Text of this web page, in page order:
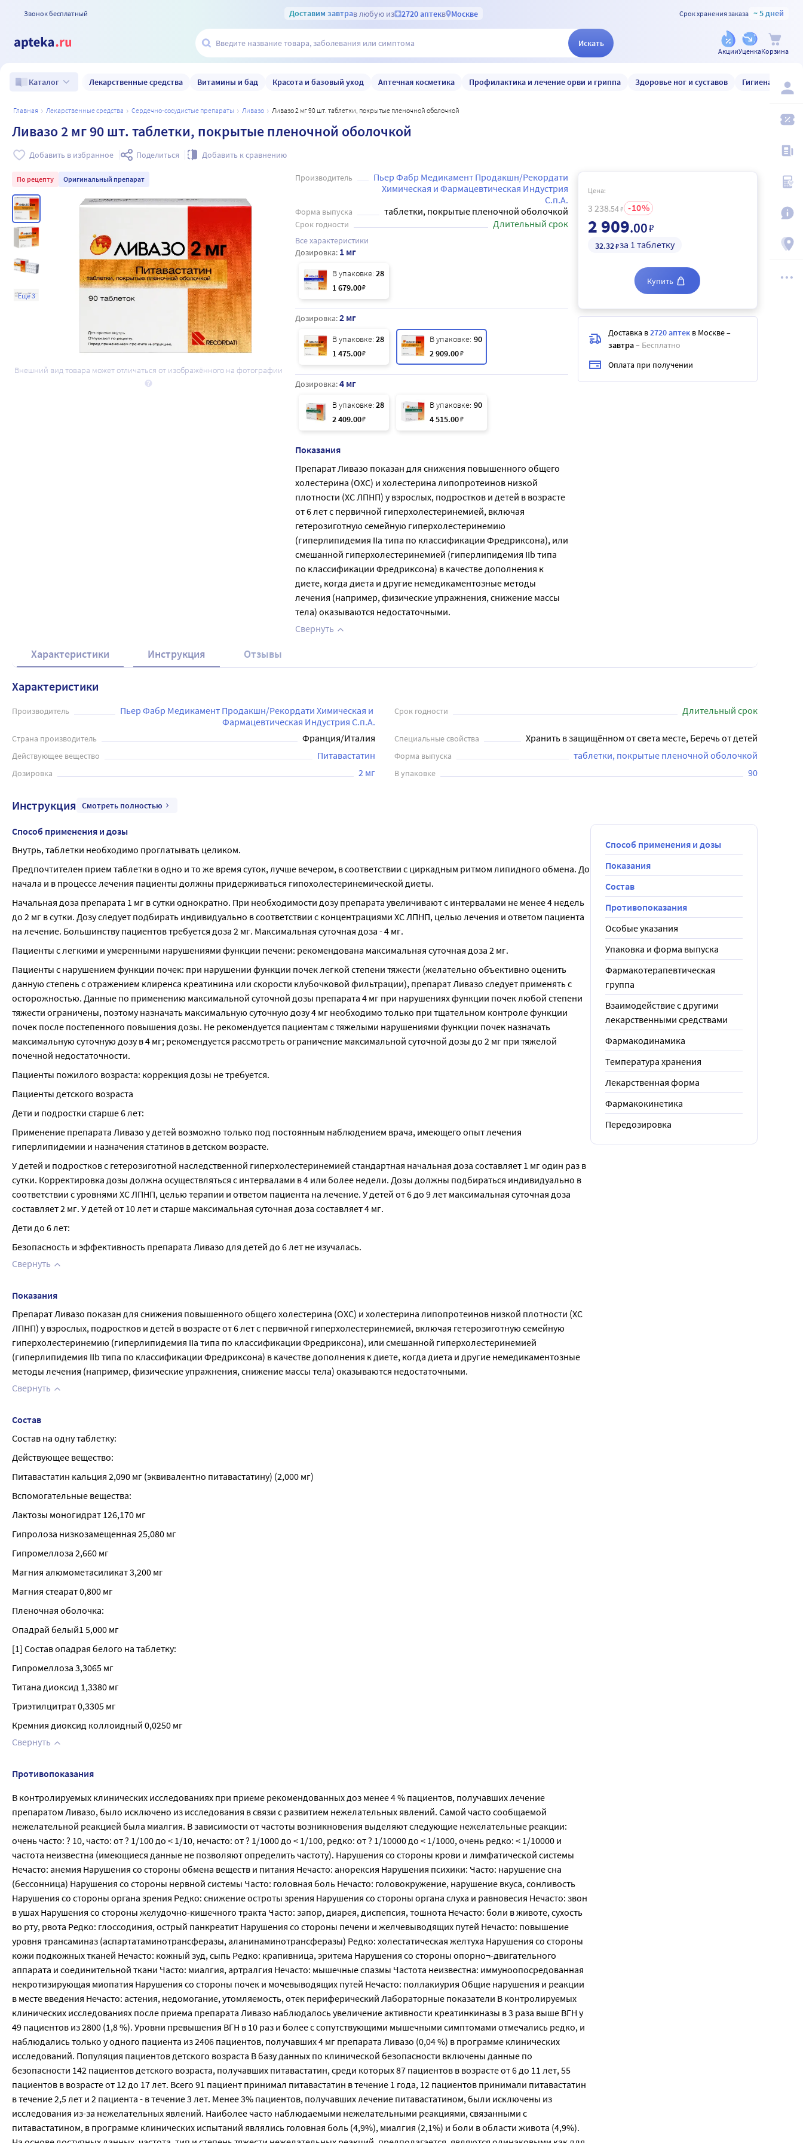
Звонок бесплатный Доставим завтрав любую из 2720 аптекв Москве Срок хранения заказа ~ 5 дней
Искать
АкцииУценкаКорзина
Каталог Лекарственные средства Витамины и бад Красота и базовый уход Аптечная косметика Профилактика и лечение орви и гриппа Здоровье ног и суставов Гигиена и уход
главная лекарственные средства сердечно-сосудистые препараты ливазо Ливазо 2 мг 90 шт. таблетки, покрытые пленочной оболочкой
Ливазо 2 мг 90 шт. таблетки, покрытые пленочной оболочкой
Добавить в избранное Поделиться Добавить к сравнению
По рецепту Оригинальный препарат
Ещё 3
Внешний вид товара может отличаться от изображённого на фотографии
Производитель
Пьер Фабр Медикамент Продакшн/Рекордати
Химическая и Фармацевтическая Индустрия
С.п.А.
Форма выпуска таблетки, покрытые пленочной оболочкой
Срок годности Длительный срок
Все характеристики
Дозировка: 1 мг
В упаковке: 28
1 679.00₽
Дозировка:2 мг
В упаковке: 28
1 475.00₽
В упаковке: 90
2 909.00₽
Дозировка:4 мг
В упаковке: 28
2 409.00₽
В упаковке: 90
4 515.00₽
Показания
Препарат Ливазо показан для снижения повышенного общего
холестерина (ОХС) и холестерина липопротеинов низкой
плотности (ХС ЛПНП) у взрослых, подростков и детей в возрасте
от 6 лет с первичной гиперхолестеринемией, включая
гетерозиготную семейную гиперхолестеринемию
(гиперлипидемия IIа типа по классификации Фредриксона), или
смешанной гиперхолестеринемией (гиперлипидемия IIb типа
по классификации Фредриксона) в качестве дополнения к
диете, когда диета и другие немедикаментозные методы
лечения (например, физические упражнения, снижение массы
тела) оказываются недостаточными.
Свернуть
Цена:
3 238.54₽ 10
2 909.00₽
32.32₽за 1 таблетку
Купить
Доставка в2720 аптек в Москве–
завтра– Бесплатно
Оплата при получении
Характеристики Инструкция Отзывы
Характеристики
Производитель
Пьер Фабр Медикамент Продакшн/Рекордати Химическая и
Фармацевтическая Индустрия С.п.А.
Срок годности Длительный срок
Страна производитель Франция/Италия Специальные свойства Хранить в защищённом от света месте, Беречь от детей
Действующее вещество Питавастатин Форма выпуска таблетки, покрытые пленочной оболочкой
Дозировка 2 мг В упаковке 90
Инструкция Смотреть полностью
Способ применения и дозы
Внутрь, таблетки необходимо проглатывать целиком.
Предпочтителен прием таблетки в одно и то же время суток, лучше вечером, в соответствии с циркадным ритмом липидного обмена. До
начала и в процессе лечения пациенты должны придерживаться гипохолестеринемической диеты.
Начальная доза препарата 1 мг в сутки однократно. При необходимости дозу препарата увеличивают с интервалами не менее 4 недель
до 2 мг в сутки. Дозу следует подбирать индивидуально в соответствии с концентрациями ХС ЛПНП, целью лечения и ответом пациента
на лечение. Большинству пациентов требуется доза 2 мг. Максимальная суточная доза - 4 мг.
Пациенты с легкими и умеренными нарушениями функции печени: рекомендована максимальная суточная доза 2 мг.
Пациенты с нарушением функции почек: при нарушении функции почек легкой степени тяжести (желательно объективно оценить
данную степень с отражением клиренса креатинина или скорости клубочковой фильтрации), препарат Ливазо следует применять с
осторожностью. Данные по применению максимальной суточной дозы препарата 4 мг при нарушениях функции почек любой степени
тяжести ограничены, поэтому назначать максимальную суточную дозу 4 мг необходимо только при тщательном контроле функции
почек после постепенного повышения дозы. Не рекомендуется пациентам с тяжелыми нарушениями функции почек назначать
максимальную суточную дозу в 4 мг; рекомендуется рассмотреть ограничение максимальной суточной дозы до 2 мг при тяжелой
почечной недостаточности.
Пациенты пожилого возраста: коррекция дозы не требуется.
Пациенты детского возраста
Дети и подростки старше 6 лет:
Применение препарата Ливазо у детей возможно только под постоянным наблюдением врача, имеющего опыт лечения
гиперлипидемии и назначения статинов в детском возрасте.
У детей и подростков с гетерозиготной наследственной гиперхолестеринемией стандартная начальная доза составляет 1 мг один раз в
сутки. Корректировка дозы должна осуществляться с интервалами в 4 или более недели. Дозы должны подбираться индивидуально в
соответствии с уровнями ХС ЛПНП, целью терапии и ответом пациента на лечение. У детей от 6 до 9 лет максимальная суточная доза
составляет 2 мг. У детей от 10 лет и старше максимальная суточная доза составляет 4 мг.
Дети до 6 лет:
Безопасность и эффективность препарата Ливазо для детей до 6 лет не изучалась.
Свернуть
Показания
Препарат Ливазо показан для снижения повышенного общего холестерина (ОХС) и холестерина липопротеинов низкой плотности (ХС
ЛПНП) у взрослых, подростков и детей в возрасте от 6 лет с первичной гиперхолестеринемией, включая гетерозиготную семейную
гиперхолестеринемию (гиперлипидемия IIа типа по классификации Фредриксона), или смешанной гиперхолестеринемией
(гиперлипидемия IIb типа по классификации Фредриксона) в качестве дополнения к диете, когда диета и другие немедикаментозные
методы лечения (например, физические упражнения, снижение массы тела) оказываются недостаточными.
Свернуть
Состав
Состав на одну таблетку:
Действующее вещество:
Питавастатин кальция 2,090 мг (эквивалентно питавастатину) (2,000 мг)
Вспомогательные вещества:
Лактозы моногидрат 126,170 мг
Гипролоза низкозамещенная 25,080 мг
Гипромеллоза 2,660 мг
Магния алюмометасиликат 3,200 мг
Магния стеарат 0,800 мг
Пленочная оболочка:
Опадрай белый1 5,000 мг
[1] Состав опадрая белого на таблетку:
Гипромеллоза 3,3065 мг
Титана диоксид 1,3380 мг
Триэтилцитрат 0,3305 мг
Кремния диоксид коллоидный 0,0250 мг
Свернуть
Противопоказания
В контролируемых клинических исследованиях при приеме рекомендованных доз менее 4 % пациентов, получавших лечение
препаратом Ливазо, было исключено из исследования в связи с развитием нежелательных явлений. Самой часто сообщаемой
нежелательной реакцией была миалгия. В зависимости от частоты возникновения выделяют следующие нежелательные реакции:
очень часто: ? 10, часто: от ? 1/100 до < 1/10, нечасто: от ? 1/1000 до < 1/100, редко: от ? 1/10000 до < 1/1000, очень редко: < 1/10000 и
частота неизвестна (имеющиеся данные не позволяют определить частоту). Нарушения со стороны крови и лимфатической системы
Нечасто: анемия Нарушения со стороны обмена веществ и питания Нечасто: анорексия Нарушения психики: Часто: нарушение сна
(бессонница) Нарушения со стороны нервной системы Часто: головная боль Нечасто: головокружение, нарушение вкуса, сонливость
Нарушения со стороны органа зрения Редко: снижение остроты зрения Нарушения со стороны органа слуха и равновесия Нечасто: звон
в ушах Нарушения со стороны желудочно-кишечного тракта Часто: запор, диарея, диспепсия, тошнота Нечасто: боли в животе, сухость
во рту, рвота Редко: глоссодиния, острый панкреатит Нарушения со стороны печени и желчевыводящих путей Нечасто: повышение
уровня трансаминаз (аспартатаминотрансферазы, аланинаминотрансферазы) Редко: холестатическая желтуха Нарушения со стороны
кожи подкожных тканей Нечасто: кожный зуд, сыпь Редко: крапивница, эритема Нарушения со стороны опорно¬-двигательного
аппарата и соединительной ткани Часто: миалгия, артралгия Нечасто: мышечные спазмы Частота неизвестна: иммуноопосредованная
некротизирующая миопатия Нарушения со стороны почек и мочевыводящих путей Нечасто: поллакиурия Общие нарушения и реакции
в месте введения Нечасто: астения, недомогание, утомляемость, отек периферический Лабораторные показатели В контролируемых
клинических исследованиях после приема препарата Ливазо наблюдалось увеличение активности креатинкиназы в 3 раза выше ВГН у
49 пациентов из 2800 (1,8 %). Уровни превышения ВГН в 10 раз и более с сопутствующими мышечными симптомами отмечались редко, и
наблюдались только у одного пациента из 2406 пациентов, получавших 4 мг препарата Ливазо (0,04 %) в программе клинических
исследований. Популяция пациентов детского возраста В базу данных по клинической безопасности включены данные по
безопасности 142 пациентов детского возраста, получавших питавастатин, среди которых 87 пациентов в возрасте от 6 до 11 лет, 55
пациентов в возрасте от 12 до 17 лет. Всего 91 пациент принимал питавастатин в течение 1 года, 12 пациентов принимали питавастатин
в течение 2,5 лет и 2 пациента - в течение 3 лет. Менее 3% пациентов, получавших лечение питавастатином, были исключены из
исследования из-за нежелательных явлений. Наиболее часто наблюдаемыми нежелательными реакциями, связанными с
питавастатином, в программе клинических испытаний являлись головная боль (4,9%), миалгия (2,1%) и боли в области живота (4,9%).
Способ применения и дозы
Показания
Состав
Противопоказания
Особые указания
Упаковка и форма выпуска
Фармакотерапевтическая
группа
Взаимодействие с другими
лекарственными средствами
Фармакодинамика
Температура хранения
Лекарственная форма
Фармакокинетика
Передозировка